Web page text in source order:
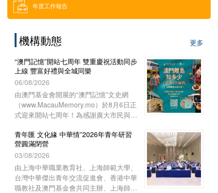
借用場地
下載區
索取門票
招聘消息
年度工作報告
機構動態
更多
“澳門記憶”開站七周年 雙重慶祝活動同步
上線 豐富好禮與全城同樂
06/08/2026
由澳門基金會開展的“澳門記憶”文史網
（www.MacauMemory.mo）於8月6日正
式迎來開站七周年！為感謝廣大市民與讀
日這天起，隆重推出兩項互動慶祝活動
──Facebook 官方專頁“七周年
Giveaway”互動遊戲以及“澳門離島知多
少”線上問答遊戲，以豐富好禮與全城同
樂！
青年匯 文化緣 中華情”2026年青年研習
營圓滿閉營
03/08/2026
由上海中華職業教育社、上海師範大學、
台灣中華傑出青年交流促進會、香港中華
職教社及澳門基金會共同主辦、上海師範